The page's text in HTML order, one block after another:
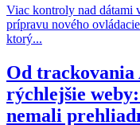
Viac kontroly nad dátami
prípravu nového
ktorý...
Od trackovania
rýchlejšie
nemali